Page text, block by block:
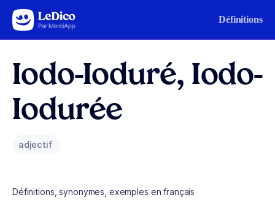
Aller au contenu Définitions
Iodo-Ioduré, Iodo-
Iodurée
adjectif
Définitions, synonymes, exemples en français